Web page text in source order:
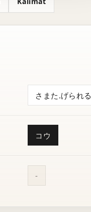
さまた.げられる
コウ
-